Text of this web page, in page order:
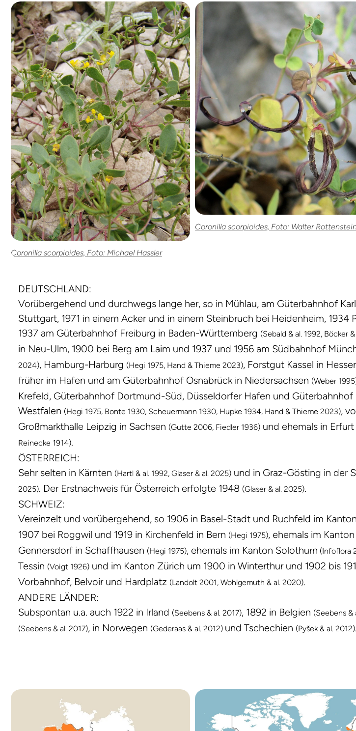
Coronilla scorpioides, Foto: Michael Hassler
Coronilla scorpioides, Foto: Walter
DEUTSCHLAND:
Vorübergehend und durchwegs lange her, so in Mühlau, am Güterbahnhof
Stuttgart, 1971 in einem Acker und in einem Steinbruch bei Heidenheim, 1934
1937 am Güterbahnhof Freiburg in Baden-Württemberg (Sebald & al. 1992, Böcker
in Neu-Ulm, 1900 bei Berg am Laim und 1937 und 1956 am Südbahnhof
2024), Hamburg-Harburg (Hegi 1975, Hand & Thieme 2023), Forstgut Kassel in
früher im Hafen und am Güterbahnhof Osnabrück in Niedersachsen (Weber
Krefeld, Güterbahnhof Dortmund-Süd, Düsseldorfer Hafen und
Westfalen (Hegi 1975, Bonte 1930, Scheuermann 1930, Hupke 1934, Hand & Thieme 2023),
Großmarkthalle Leipzig in Sachsen (Gutte 2006, Fiedler 1936) und ehemals in
Reinecke 1914).
ÖSTERREICH:
Sehr selten in Kärnten (Hartl & al. 1992, Glaser & al. 2025) und in Graz-Gösting in der
2025). Der Erstnachweis für Österreich erfolgte 1948 (Glaser & al. 2025).
SCHWEIZ:
Vereinzelt und vorübergehend, so 1906 in Basel-Stadt und Ruchfeld im
1907 bei Roggwil und 1919 in Kirchenfeld in Bern (Hegi 1975), ehemals im
Gennersdorf in Schaffhausen (Hegi 1975), ehemals im Kanton Solothurn (Infoflora
Tessin (Voigt 1926) und im Kanton Zürich um 1900 in Winterthur und 1902 bis
Vorbahnhof, Belvoir und Hardplatz (Landolt 2001, Wohlgemuth & al. 2020).
ANDERE LÄNDER:
Subspontan u.a. auch 1922 in Irland (Seebens & al. 2017), 1892 in Belgien (Seebens &
(Seebens & al. 2017), in Norwegen (Gederaas & al. 2012) und Tschechien (Pyšek & al. 2012).